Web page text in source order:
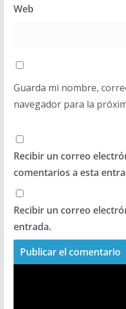
Web
Guarda mi nombre,
navegador para la
Recibir un correo
comentarios a esta
Recibir un correo
entrada.